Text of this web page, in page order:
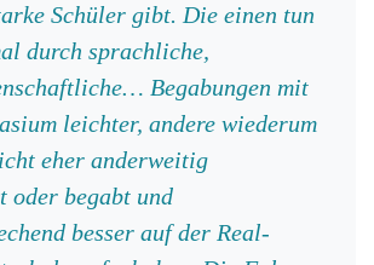
Schüler gibt. Die einen tun
durch sprachliche,
Begabungen mit
leichter, andere wiederum
eher anderweitig
oder begabt und
besser auf der Real-